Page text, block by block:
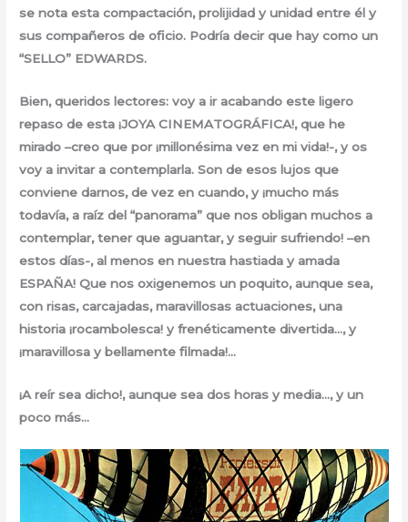
se nota esta compactación, prolijidad y unidad entre él y
sus compañeros de oficio. Podría decir que hay como un
“SELLO” EDWARDS.
Bien, queridos lectores: voy a ir acabando este ligero
repaso de esta ¡JOYA CINEMATOGRÁFICA!, que he
mirado –creo que por ¡millonésima vez en mi vida!-, y os
voy a invitar a contemplarla. Son de esos lujos que
conviene darnos, de vez en cuando, y ¡mucho más
todavía, a raíz del “panorama” que nos obligan muchos a
contemplar, tener que aguantar, y seguir sufriendo! –en
estos días-, al menos en nuestra hastiada y amada
ESPAÑA! Que nos oxigenemos un poquito, aunque sea,
con risas, carcajadas, maravillosas actuaciones, una
historia ¡rocambolesca! y frenéticamente divertida…, y
¡maravillosa y bellamente filmada!…
¡A reír sea dicho!, aunque sea dos horas y media…, y un
poco más…